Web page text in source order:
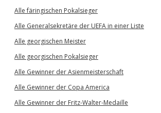
Alle färingischen Pokalsieger
Alle Generalsekretäre der UEFA in einer Liste
Alle georgischen Meister
Alle georgischen Pokalsieger
Alle Gewinner der Asienmeisterschaft
Alle Gewinner der Copa America
Alle Gewinner der Fritz-Walter-Medaille